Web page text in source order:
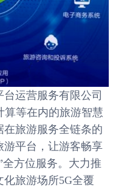
运营服务有限公司
等在内的旅游智慧
旅游服务全链条的
平台，让游客畅享
方位服务。大力推
旅游场所5G全覆